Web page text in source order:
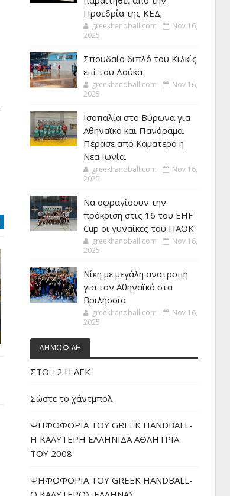
Προεδρία της ΚΕΔ;
greekhandball.com
Nov 16,
2025
Σπουδαίο διπλό του Κιλκίς
επί του Δούκα
greekhandball.com
Nov 16,
2025
Ισοπαλία στο Βύρωνα για
Αθηναϊκό και Πανόραμα.
Πέρασε από Καματερό η
Νεα Ιωνία.
greekhandball.com
Nov 16,
2025
Να σφραγίσουν την
πρόκριση στις 16 του EHF
Cup οι γυναίκες του ΠΑΟΚ
greekhandball.com
Nov 16,
2025
Νίκη με μεγάλη ανατροπή
για τον Αθηναϊκό στα
Βριλήσσια
greekhandball.com
Nov 16,
2025
ΔΗΜΟΦΙΛΗ
ΣΤΟ +2 Η ΑΕΚ
Σώστε το χάντμπολ
ΨΗΦΟΦΟΡΙΑ ΤΟΥ GREEK HANDBALL-
H ΚΑΛΥΤΕΡΗ ΕΛΛΗΝΙΔΑ ΑΘΛΗΤΡΙΑ
ΤΟΥ 2008
ΨΗΦΟΦΟΡΙΑ ΤΟΥ GREEK HANDBALL-